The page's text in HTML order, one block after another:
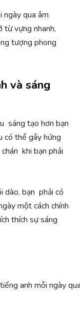
qua âm
từ vựng nhanh,
tượng phong
và sáng
sáng tạo hơn bạn
có thể gây hứng
khi bạn phải
dào, bạn phải có
một cách chính
thích sự sáng